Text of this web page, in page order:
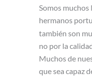
Somos
hermanos
también son
no por la
Muchos de
que sea capaz